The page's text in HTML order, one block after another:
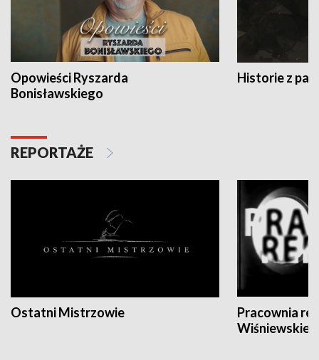
Opowieści Ryszarda
Bonisławskiego
Historie z
REPORTAŻE
Ostatni Mistrzowie
Pracownia